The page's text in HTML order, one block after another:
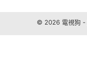
© 2026 電視狗 -